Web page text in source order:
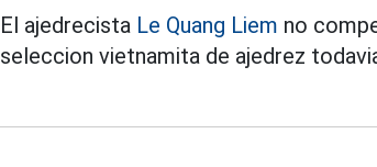
El ajedrecista Le Quang Liem no
seleccion vietnamita de ajedrez